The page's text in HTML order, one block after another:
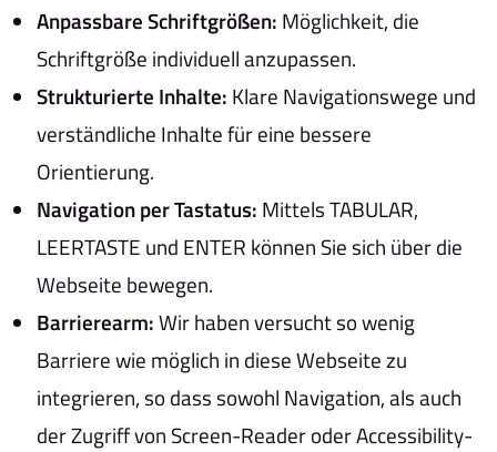
Anpassbare Schriftgrößen: Möglichkeit, die
Schriftgröße individuell anzupassen.
Strukturierte Inhalte: Klare Navigationswege und
verständliche Inhalte für eine bessere
Orientierung.
Navigation per Tastatus: Mittels TABULAR,
LEERTASTE und ENTER können Sie sich über die
Webseite bewegen.
Barrierearm:Wir haben versucht so wenig
Barriere wie möglich in diese Webseite zu
integrieren, so dass sowohl Navigation, als auch
der Zugriff von Screen-Reader oder Accessibility-